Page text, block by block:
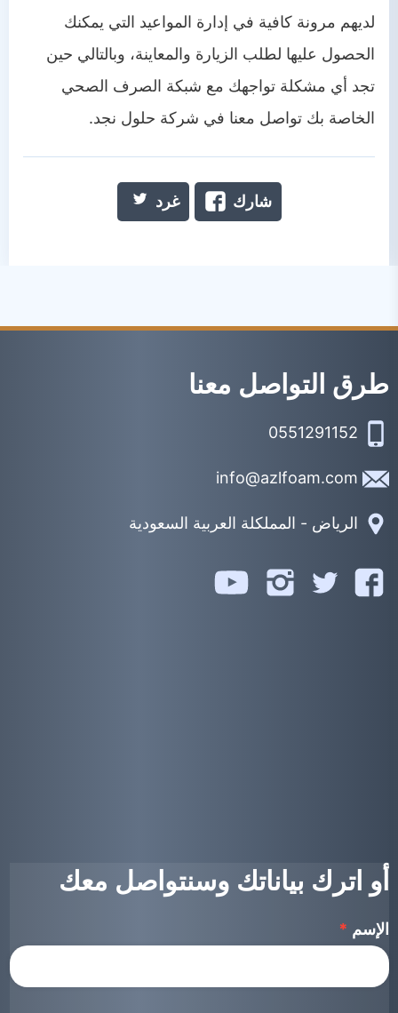
لديهم مرونة كافية في إدارة المواعيد التي يمكنك
الحصول عليها لطلب الزيارة والمعاينة، وبالتالي حين
تجد أي مشكلة تواجهك مع شبكة الصرف الصحي
الخاصة بك تواصل معنا في شركة حلول نجد.
شارك غرد
طرق التواصل معنا
الرياض - المملكلة العربية السعودية
تابعنا
تابعنا
تابعنا
أو اترك بياناتك وسنتواصل معك
الإسم *